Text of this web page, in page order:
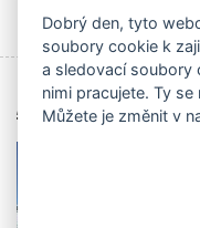
Štítky Elektrotechnika IT
Archiv čísel
Dobrý den, tyto
soubory cookie k
a sledovací soubory
nimi pracujete. Ty
Můžete je změnit v